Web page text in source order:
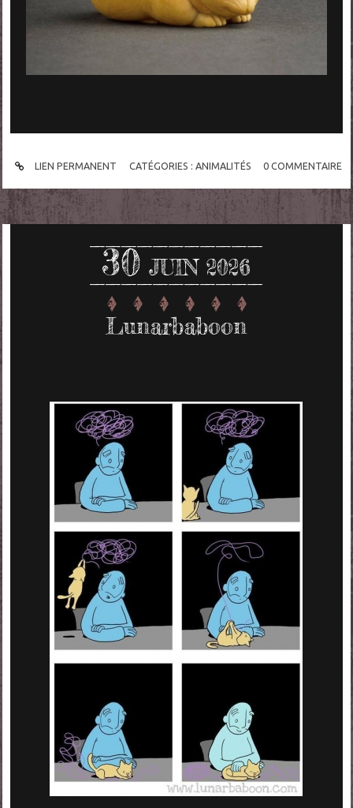
LIEN PERMANENT CATÉGORIES : ANIMALITÉS 0 COMMENTAIRE
30 JUIN 2026
Lunarbaboon